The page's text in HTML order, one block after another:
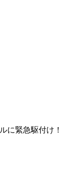
に緊急駆付け！